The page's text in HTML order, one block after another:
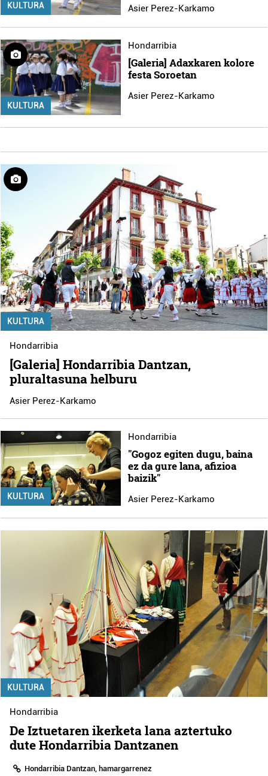
KULTURA Asier Perez-Karkamo
KULTURA
Hondarribia
[Galeria] Adaxkaren kolore
festa Soroetan
Asier Perez-Karkamo
KULTURA
Hondarribia
[Galeria] Hondarribia Dantzan,
pluraltasuna helburu
Asier Perez-Karkamo
KULTURA
Hondarribia
"Gogoz egiten dugu, baina
ez da gure lana, afizioa
baizik"
Asier Perez-Karkamo
KULTURA
Hondarribia
De Iztuetaren ikerketa lana aztertuko
dute Hondarribia Dantzanen
Hondarribia Dantzan, hamargarrenez